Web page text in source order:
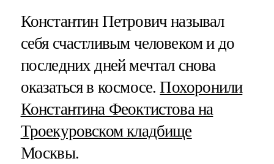
Константин Петрович называл
себя счастливым человеком и до
последних дней мечтал снова
оказаться в космосе.Похоронили
Константина Феоктистова на
Троекуровском кладбище
Москвы.